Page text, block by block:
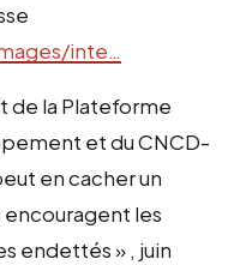
inte…
de la Plateforme
et du CNCD-
en cacher un
encouragent les
endettés » , juin